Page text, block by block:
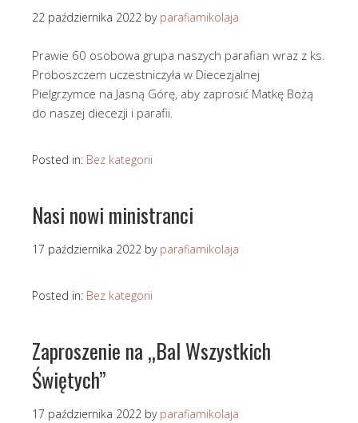
22 października 2022 by parafiamikolaja
Prawie 60 osobowa grupa naszych parafian wraz z ks.
Proboszczem uczestniczyła w Diecezjalnej
Pielgrzymce na Jasną Górę, aby zaprosić Matkę Bożą
do naszej diecezji i parafii.
Posted in: Bez kategorii
Nasi nowi ministranci
17 października 2022 by parafiamikolaja
Posted in: Bez kategorii
Zaproszenie na „Bal Wszystkich
Świętych”
17 października 2022 by parafiamikolaja